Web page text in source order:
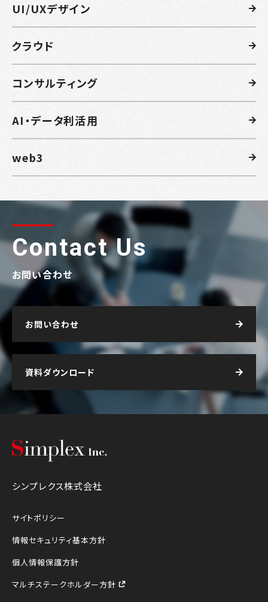
UI/UXデザイン
クラウド
コンサルティング
AI・データ利活用
web3
Contact Us
お問い合わせ
お問い合わせ
資料ダウンロード
シンプレクス株式会社
サイトポリシー
情報セキュリティ基本方針
個人情報保護方針
マルチステークホルダー方針